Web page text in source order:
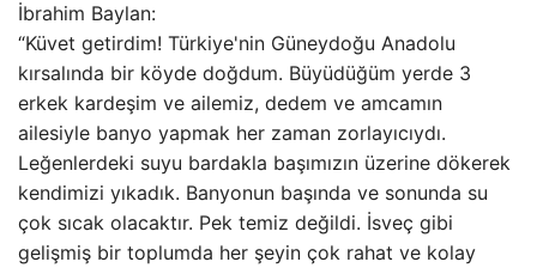
İbrahim Baylan:
“Küvet getirdim! Türkiye'nin Güneydoğu Anadolu
kırsalında bir köyde doğdum. Büyüdüğüm yerde 3
erkek kardeşim ve ailemiz, dedem ve amcamın
ailesiyle banyo yapmak her zaman zorlayıcıydı.
Leğenlerdeki suyu bardakla başımızın üzerine dökerek
kendimizi yıkadık. Banyonun başında ve sonunda su
çok sıcak olacaktır. Pek temiz değildi. İsveç gibi
gelişmiş bir toplumda her şeyin çok rahat ve kolay